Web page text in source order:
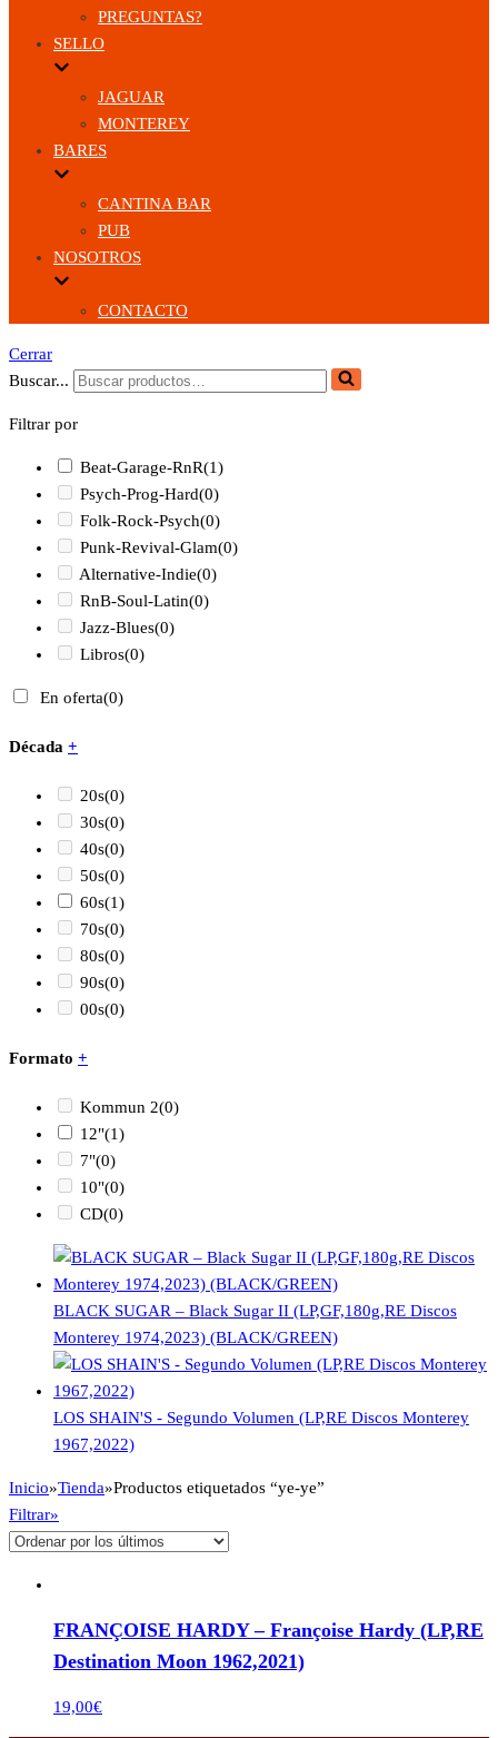
PREGUNTAS?
SELLO
JAGUAR
MONTEREY
BARES
CANTINA BAR
PUB
NOSOTROS
CONTACTO
Cerrar
Buscar...
Filtrar por
Beat-Garage-RnR(1)
Psych-Prog-Hard(0)
Folk-Rock-Psych(0)
Punk-Revival-Glam(0)
Alternative-Indie(0)
RnB-Soul-Latin(0)
Jazz-Blues(0)
Libros(0)
En oferta(0)
Década +
20s(0)
30s(0)
40s(0)
50s(0)
60s(1)
70s(0)
80s(0)
90s(0)
00s(0)
Formato +
Kommun 2(0)
12"(1)
7"(0)
10"(0)
CD(0)
BLACK SUGAR – Black Sugar II (LP,GF,180g,RE Discos
Monterey 1974,2023) (BLACK/GREEN)
LOS SHAIN'S - Segundo Volumen (LP,RE Discos Monterey
1967,2022)
Inicio»Tienda»Productos etiquetados “ye-ye”
Filtrar»
FRANÇOISE HARDY – Françoise Hardy (LP,RE
Destination Moon 1962,2021)
19,00€